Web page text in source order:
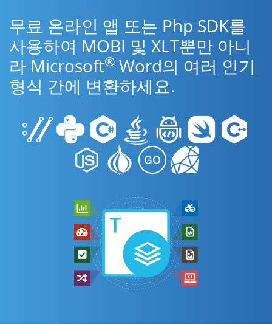
무료 온라인 앱 또는 Php SDK를
사용하여 MOBI 및 XLT뿐만 아니
라 Microsoft® Word의 여러 인기
형식 간에 변환하세요.